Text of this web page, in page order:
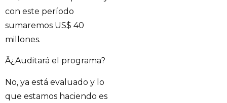
con este período
sumaremos US$ 40
millones.
Â¿Auditará el programa?
No, ya está evaluado y lo
que estamos haciendo es